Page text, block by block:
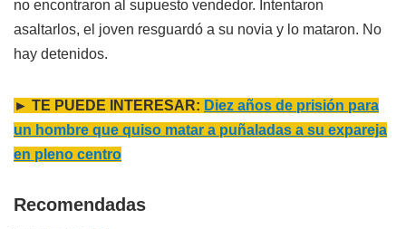
no encontraron al supuesto vendedor. Intentaron
asaltarlos, el joven resguardó a su novia y lo mataron. No
hay detenidos.
► TE PUEDE INTERESAR: Diez años de prisión para
un hombre que quiso matar a puñaladas a su expareja
en pleno centro
Recomendadas